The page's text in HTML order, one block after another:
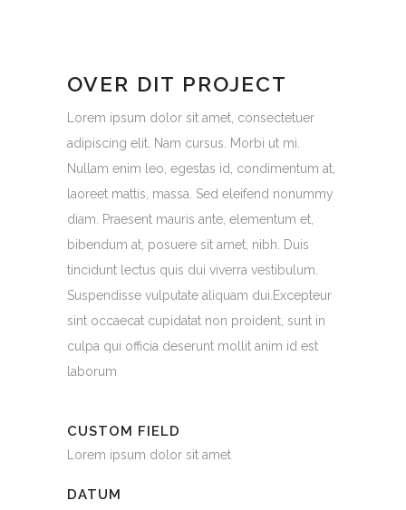
OVER DIT PROJECT
Lorem ipsum dolor sit amet, consectetuer
adipiscing elit. Nam cursus. Morbi ut mi.
Nullam enim leo, egestas id, condimentum at,
laoreet mattis, massa. Sed eleifend nonummy
diam. Praesent mauris ante, elementum et,
bibendum at, posuere sit amet, nibh. Duis
tincidunt lectus quis dui viverra vestibulum.
Suspendisse vulputate aliquam dui.Excepteur
sint occaecat cupidatat non proident, sunt in
culpa qui officia deserunt mollit anim id est
laborum
CUSTOM FIELD
Lorem ipsum dolor sit amet
DATUM